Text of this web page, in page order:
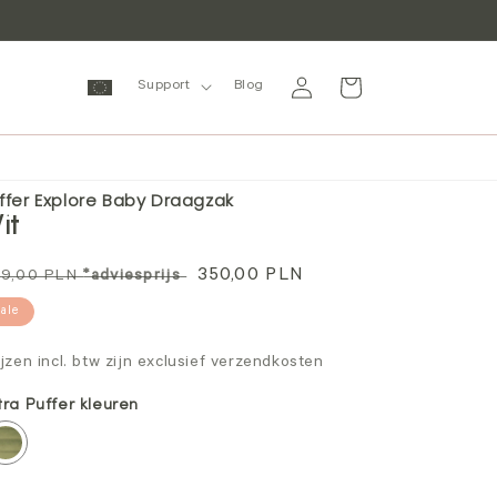
Support Blog InloggenWinkelwagen
Explore Baby Draagzak
PLN*adviesprijs Aanbiedingsprijs
350,00 PLN
incl. btw zijn exclusief verzendkosten
Puffer kleuren